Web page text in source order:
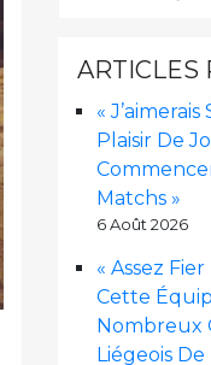
ARTICLES
«
Plaisir De
Matchs »
6 Août 2026
« Assez
Cette
Nombreux
Liégeois